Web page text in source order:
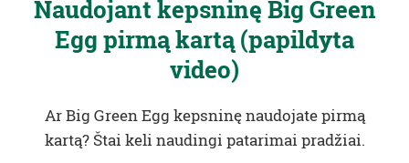
Naudojant kepsninę Big Green
Egg pirmą kartą (papildyta
video)
Ar Big Green Egg kepsninę naudojate pirmą
kartą? Štai keli naudingi patarimai pradžiai.